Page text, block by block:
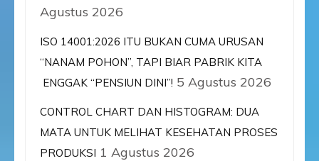
Agustus 2026
ISO 14001:2026 ITU BUKAN CUMA URUSAN
“NANAM POHON”, TAPI BIAR PABRIK KITA
ENGGAK “PENSIUN DINI”! 5 Agustus 2026
CONTROL CHART DAN HISTOGRAM: DUA
MATA UNTUK MELIHAT KESEHATAN PROSES
PRODUKSI 1 Agustus 2026